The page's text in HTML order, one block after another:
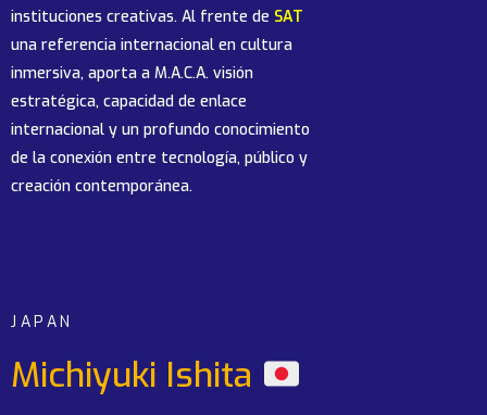
instituciones creativas. Al frente de SAT
una referencia internacional en cultura
inmersiva, aporta a M.A.C.A. visión
estratégica, capacidad de enlace
internacional y un profundo conocimiento
de la conexión entre tecnología, público y
creación contemporánea.
JAPAN
Michiyuki Ishita